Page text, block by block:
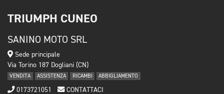
TRIUMPH CUNEO
SANINO MOTO SRL
Sede principale
Via Torino 187 Dogliani (CN)
VENDITA ASSISTENZA RICAMBI ABBIGLIAMENTO
0173721051 CONTATTACI